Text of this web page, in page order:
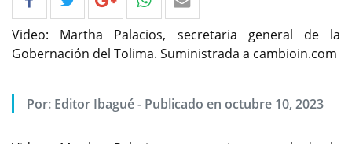
Video: Martha Palacios, secretaria general de la
Gobernación del Tolima. Suministrada a cambioin.com
Por: Editor Ibagué - Publicado en octubre 10, 2023